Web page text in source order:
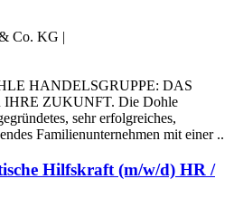
Co. KG |
HANDELSGRUPPE: DAS
ZUKUNFT. Die Dohle
sehr erfolgreiches,
Familienunternehmen mit einer ..
Hilfskraft (m/w/d) HR /